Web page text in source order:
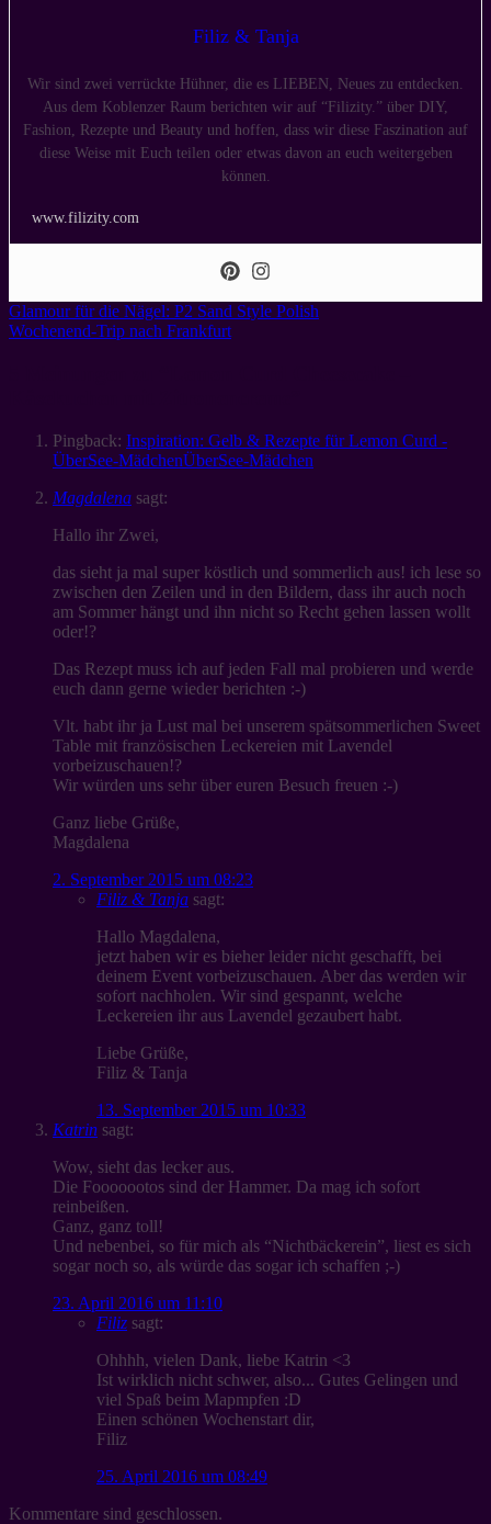
Filiz & Tanja
Wir sind zwei verrückte Hühner, die es LIEBEN, Neues zu entdecken.
Aus dem Koblenzer Raum berichten wir auf “Filizity.” über DIY,
Fashion, Rezepte und Beauty und hoffen, dass wir diese Faszination auf
diese Weise mit Euch teilen oder etwas davon an euch weitergeben
können.
www.filizity.com
Glamour für die Nägel: P2 Sand Style Polish
Wochenend-Trip nach Frankfurt
Pingback: Inspiration: Gelb & Rezepte für Lemon Curd -
ÜberSee-MädchenÜberSee-Mädchen
Magdalena sagt:
Hallo ihr Zwei,
das sieht ja mal super köstlich und sommerlich aus! ich lese so
zwischen den Zeilen und in den Bildern, dass ihr auch noch
am Sommer hängt und ihn nicht so Recht gehen lassen wollt
oder!?
Das Rezept muss ich auf jeden Fall mal probieren und werde
euch dann gerne wieder berichten :-)
Vlt. habt ihr ja Lust mal bei unserem spätsommerlichen Sweet
Table mit französischen Leckereien mit Lavendel
vorbeizuschauen!?
Wir würden uns sehr über euren Besuch freuen :-)
Ganz liebe Grüße,
Magdalena
2. September 2015 um 08:23
Filiz & Tanja sagt:
Hallo Magdalena,
jetzt haben wir es bieher leider nicht geschafft, bei
deinem Event vorbeizuschauen. Aber das werden wir
sofort nachholen. Wir sind gespannt, welche
Leckereien ihr aus Lavendel gezaubert habt.
Liebe Grüße,
Filiz & Tanja
13. September 2015 um 10:33
Katrin sagt:
Wow, sieht das lecker aus.
Die Fooooootos sind der Hammer. Da mag ich sofort
reinbeißen.
Ganz, ganz toll!
Und nebenbei, so für mich als “Nichtbäckerein”, liest es sich
sogar noch so, als würde das sogar ich schaffen ;-)
23. April 2016 um 11:10
Filiz sagt:
Ohhhh, vielen Dank, liebe Katrin <3
Ist wirklich nicht schwer, also... Gutes Gelingen und
viel Spaß beim Mapmpfen :D
Einen schönen Wochenstart dir,
Filiz
25. April 2016 um 08:49
Kommentare sind geschlossen.